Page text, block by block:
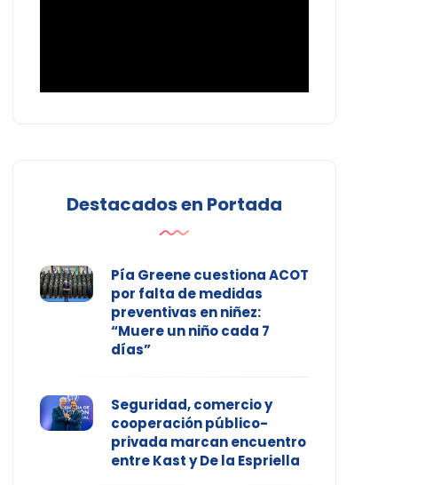
Destacados en Portada
Pía Greene cuestiona ACOT
por falta de medidas
preventivas en niñez:
“Muere un niño cada 7
días”
Seguridad, comercio y
cooperación público-
privada marcan encuentro
entre Kast y De la Espriella